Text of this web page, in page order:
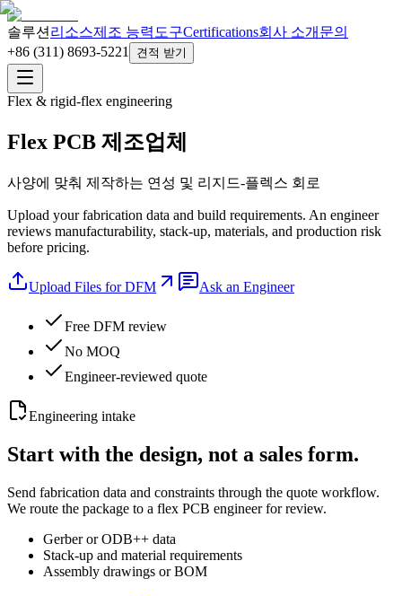
솔루션 리소스제조 능력 도구Certifications회사 소개 문의
+86 (311) 8693-5221
견적 받기
Flex & rigid-flex engineering
Flex PCB 제조업체
사양에 맞춰 제작하는 연성 및 리지드-플렉스 회로
Upload your fabrication data and build requirements. An engineer
reviews manufacturability, stack-up, materials, and production risk
before pricing.
Upload Files for DFM Ask an Engineer
Free DFM review
No MOQ
Engineer-reviewed quote
Engineering intake
Start with the design, not a sales form.
Send fabrication data and constraints through the quote workflow.
We route the package to a flex PCB engineer for review.
Gerber or ODB++ data
Stack-up and material requirements
Assembly drawings or BOM